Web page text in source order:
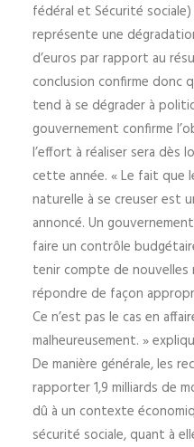
fédéral et Sécurité sociale)
représente une
d’euros par rapport au
conclusion confirme donc
tend à se dégrader à
gouvernement confirme
l’effort à réaliser sera dès
cette année. « Le fait que
naturelle à se creuser est
annoncé. Un
faire un contrôle
tenir compte de
répondre de façon
Ce n’est pas le cas en
malheureusement. »
De manière générale, les
rapporter 1,9 milliards de
dû à un contexte
sécurité sociale, quant à